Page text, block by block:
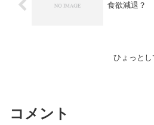
食欲減退？
ひょっとし
コメント